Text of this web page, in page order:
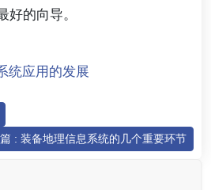
好的向导。
统应用的发展
: 装备地理信息系统的几个重要环节